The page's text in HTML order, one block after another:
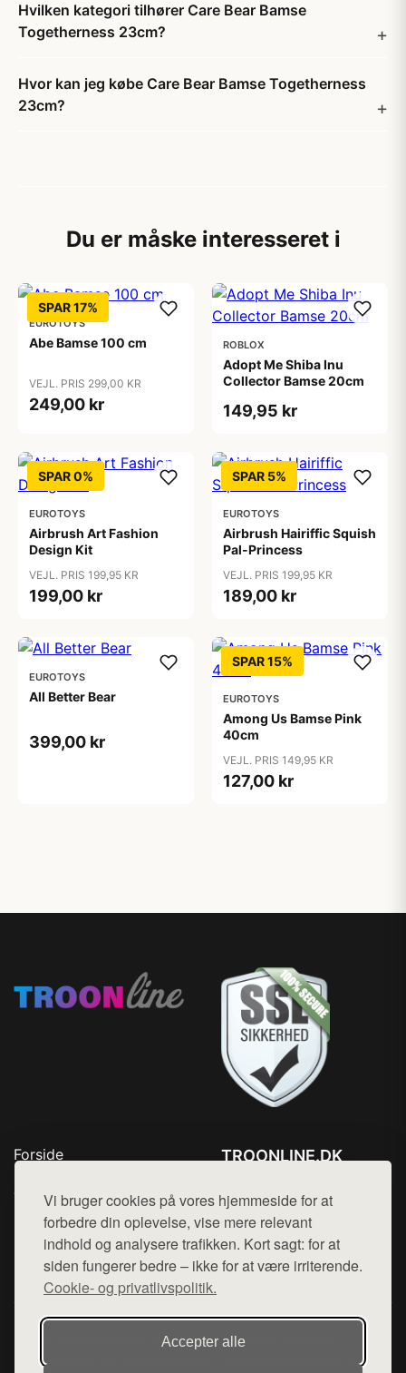
Vi bruger cookies på vores hjemmeside for at
forbedre din oplevelse, vise mere relevant
indhold og analysere trafikken. Kort sagt: for at
siden fungerer bedre – ikke for at være irriterende.
Cookie- og privatlivspolitik.
Accepter alle
Hvilken kategori tilhører Care Bear Bamse
Togetherness 23cm?
Hvor kan jeg købe Care Bear Bamse Togetherness
23cm?
Du er måske interesseret i
SPAR 17%
EUROTOYS
Abe Bamse 100 cm
VEJL. PRIS 299,00 KR
249,00 kr
ROBLOX
Adopt Me Shiba Inu
Collector Bamse 20cm
149,95 kr
SPAR 0%
EUROTOYS
Airbrush Art Fashion
Design Kit
VEJL. PRIS 199,95 KR
199,00 kr
SPAR 5%
EUROTOYS
Airbrush Hairiffic Squish
Pal-Princess
VEJL. PRIS 199,95 KR
189,00 kr
EUROTOYS
All Better Bear
399,00 kr
SPAR 15%
EUROTOYS
Among Us Bamse Pink
40cm
VEJL. PRIS 149,95 KR
127,00 kr
Forside
Top Rabatter
Blog
Kontakt
TROONLINE.DK
Mail: hej@want.dk
Cookie- og privatlivspolitik
Denne side er en del af want.dk, der udgiver en række
hjemmesider med præsentation af forskellige produkter fra